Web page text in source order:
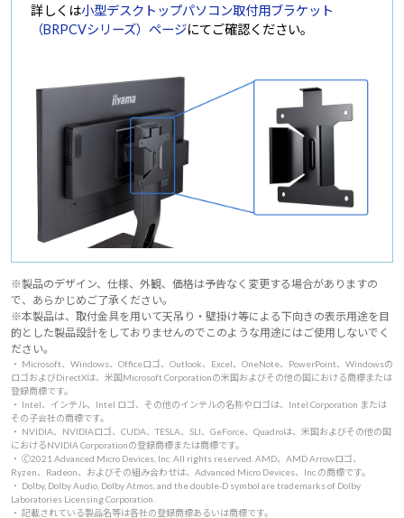
詳しくは小型デスクトップパソコン取付用ブラケット
（BRPCVシリーズ）ページにてご確認ください。
※製品のデザイン、仕様、外観、価格は予告なく変更する場合がありますの
で、あらかじめご了承ください。
※本製品は、取付金具を用いて天吊り・壁掛け等による下向きの表示用途を目
的とした製品設計をしておりませんのでこのような用途にはご使用しないでく
ださい。
・ Microsoft、Windows、Officeロゴ、Outlook、Excel、OneNote、PowerPoint、Windowsの
ロゴおよびDirectXは、米国Microsoft Corporationの米国およびその他の国における商標または
登録商標です。
・ Intel、インテル、Intel ロゴ、その他のインテルの名称やロゴは、Intel Corporation または
その子会社の商標です。
・ NVIDIA、NVIDIAロゴ、CUDA、TESLA、SLI、GeForce、Quadroは、米国およびその他の国
におけるNVIDIA Corporationの登録商標または商標です。
・ 🄫2021 Advanced Micro Devices, Inc. All rights reserved. AMD、AMD Arrowロゴ、
Ryzen、Radeon、およびその組み合わせは、Advanced Micro Devices、Inc.の商標です。
・ Dolby, Dolby Audio, Dolby Atmos, and the double-D symbol are trademarks of Dolby
Laboratories Licensing Corporation.
・ 記載されている製品名等は各社の登録商標あるいは商標です。